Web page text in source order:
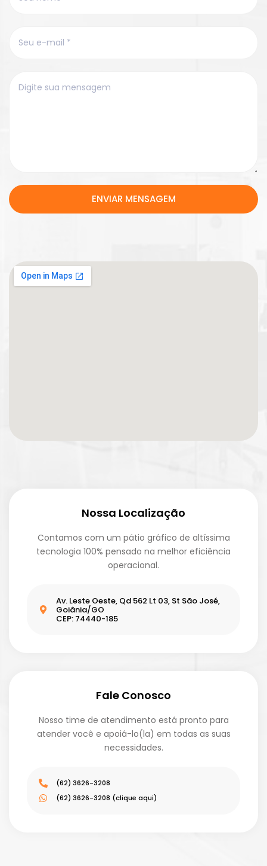
ENVIAR MENSAGEM
Nossa Localização
Contamos com um pátio gráfico de altíssima
tecnologia 100% pensado na melhor eficiência
operacional.
Av. Leste Oeste, Qd 562 Lt 03, St São José,
Goiânia/GO
CEP: 74440-185
Fale Conosco
Nosso time de atendimento está pronto para
atender você e apoiá-lo(la) em todas as suas
necessidades.
(62) 3626-3208
(62) 3626-3208 (clique aqui)